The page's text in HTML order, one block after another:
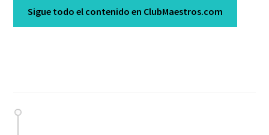
Sigue todo el contenido en ClubMaestros.com